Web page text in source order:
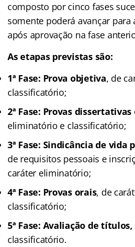
composto por cinco fases
somente poderá avançar para
após aprovação na fase
As etapas previstas são:
1ª Fase: Prova objetiva, de
classificatório;
2ª Fase: Provas
eliminatório e classificatório;
3ª Fase: Sindicância de vida
de requisitos pessoais e
caráter eliminatório;
4ª Fase: Provas orais, de
classificatório;
5ª Fase: Avaliação de títulos,
classificatório.